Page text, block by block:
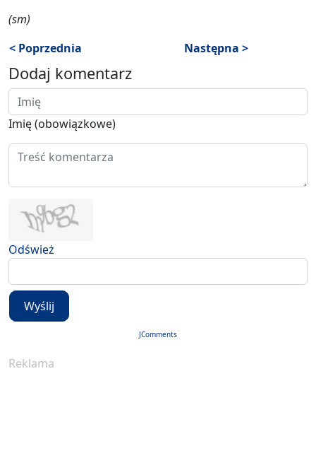
(sm)
< Poprzednia
Następna >
Dodaj komentarz
Imię (obowiązkowe)
Odśwież
Wyślij
JComments
Reklama